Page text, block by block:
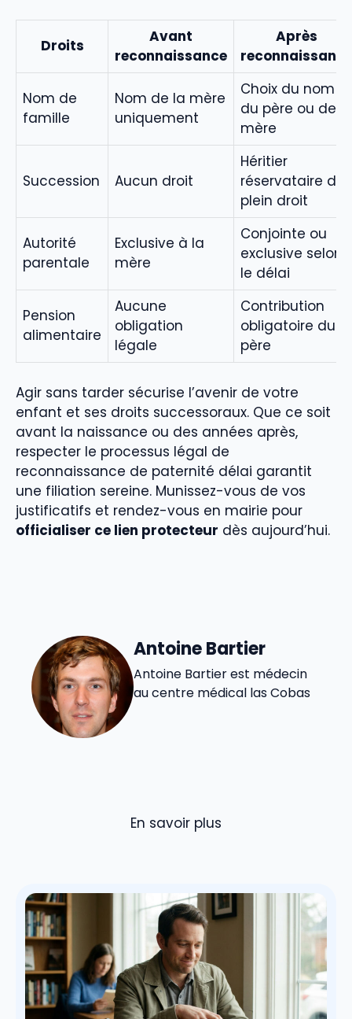
Droits
Avant
reconnaissance
Après
reconnaissance
Nom de
famille
Nom de la mère
uniquement
Choix du nom
du père ou de la
mère
Succession Aucun droit
Héritier
réservataire de
plein droit
Autorité
parentale
Exclusive à la
mère
Conjointe ou
exclusive selon
le délai
Pension
alimentaire
Aucune
obligation
légale
Contribution
obligatoire du
père
Agir sans tarder sécurise l’avenir de votre
enfant et ses droits successoraux. Que ce soit
avant la naissance ou des années après,
respecter le processus légal de
reconnaissance de paternité délai garantit
une filiation sereine. Munissez-vous de vos
justificatifs et rendez-vous en mairie pour
officialiser ce lien protecteur dès aujourd’hui.
Antoine Bartier
Antoine Bartier est médecin
au centre médical las Cobas
En savoir plus